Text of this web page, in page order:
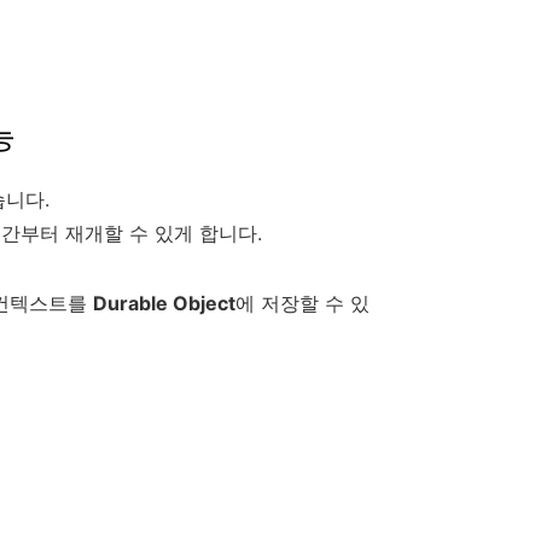
다.
부터 재개할 수 있게 합니다.
텍스트를 Durable Object에 저장할 수 있